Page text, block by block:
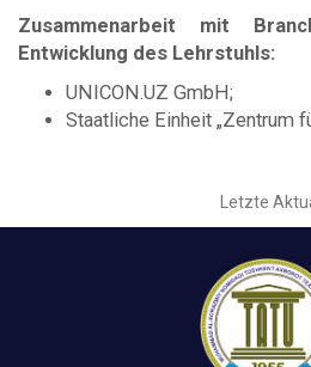
Zusammenarbeit mit
Entwicklung des Lehrstuhls:
UNICON.UZ GmbH;
Staatliche Einheit „Zentrum
Letzte